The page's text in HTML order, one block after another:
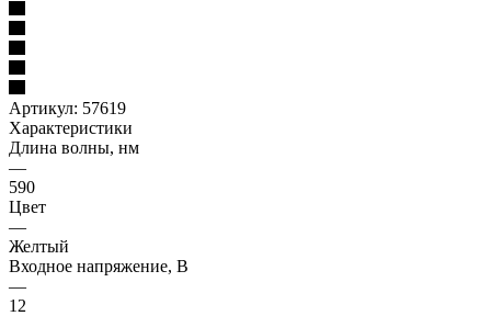
Артикул: 57619
Характеристики
Длина волны, нм
—
590
Цвет
—
Желтый
Входное напряжение, В
—
12